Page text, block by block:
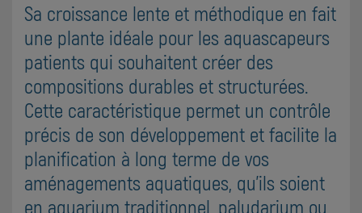
Sa croissance lente et méthodique en fait
une plante idéale pour les aquascapeurs
patients qui souhaitent créer des
compositions durables et structurées.
Cette caractéristique permet un contrôle
précis de son développement et facilite la
planification à long terme de vos
aménagements aquatiques, qu'ils soient
en aquarium traditionnel, paludarium ou